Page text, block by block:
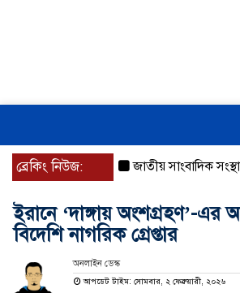
ব্রেকিং নিউজ: জাতীয় সাংবাদিক
ইরানে ‘দাঙ্গায় অংশগ্রহণ’-এর
বিদেশি নাগরিক গ্রেপ্তার
অনলাইন ডেস্ক
আপডেট টাইম: সোমবার, ২ ফেব্রুয়ারী, ২০২৬